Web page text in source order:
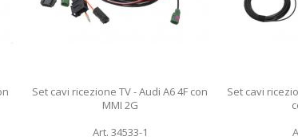
Set cavi ricezione TV - Audi A6 4F con
MMI 2G
Art. 34533-1
Set cavi